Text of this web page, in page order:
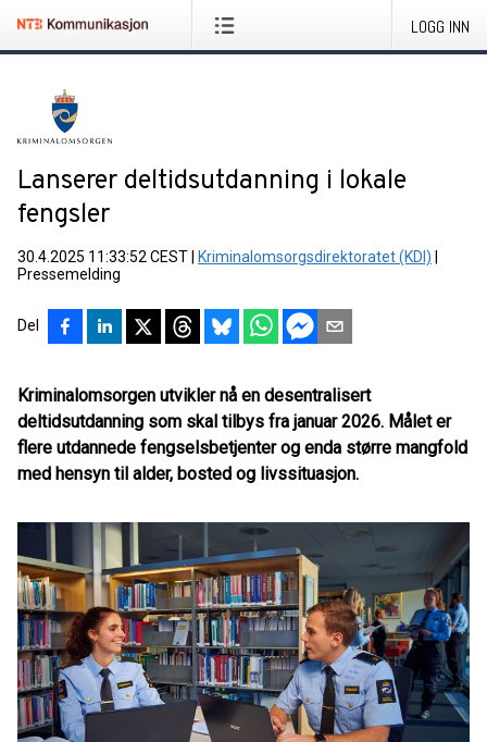
LOGG INN
Lanserer deltidsutdanning i lokale
fengsler
30.4.2025 11:33:52 CEST Kriminalomsorgsdirektoratet (KDI)
Pressemelding
Del
Kriminalomsorgen utvikler nå en desentralisert
deltidsutdanning som skal tilbys fra januar 2026. Målet er
flere utdannede fengselsbetjenter og enda større mangfold
med hensyn til alder, bosted og livssituasjon.